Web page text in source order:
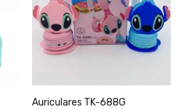
Auriculares TK-688G